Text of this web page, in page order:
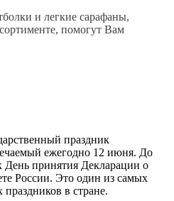
и легкие сарафаны,
помогут Вам
праздник
ежегодно 12 июня. До
День принятия Декларации о
России. Это один из самых
в стране.